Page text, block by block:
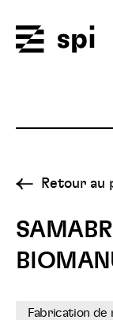
Retour au
Fabrication de